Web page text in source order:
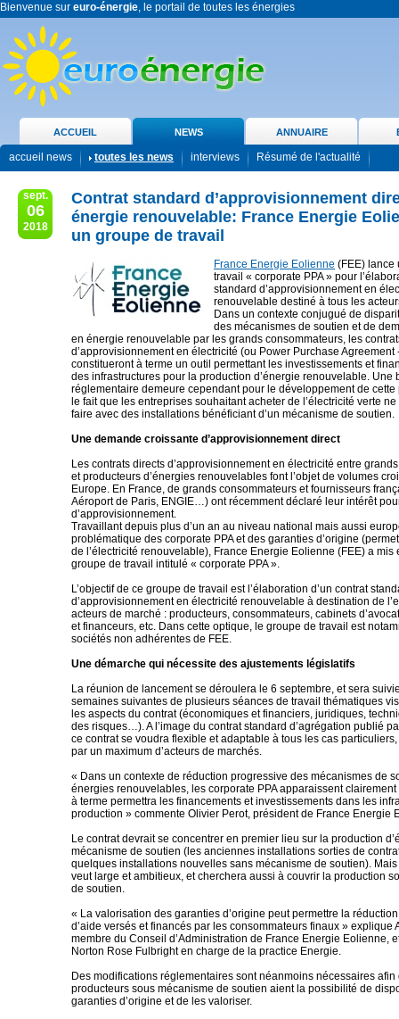
Bienvenue sur euro-énergie, le portail de toutes les énergies
ACCUEIL NEWS ANNUAIRE
accueil news toutes les news interviews Résumé de l'actualité
sept.
06
2018
Contrat standard d’approvisionnement
énergie renouvelable: France Energie
un groupe de travail
France Energie Eolienne (FEE) lance
travail « corporate PPA » pour
standard d’approvisionnement en
renouvelable destiné à tous les
Dans un contexte conjugué de
des mécanismes de soutien et de
en énergie renouvelable par les grands consommateurs, les
d’approvisionnement en électricité (ou Power Purchase Agreement
constitueront à terme un outil permettant les investissements et
des infrastructures pour la production d’énergie renouvelable. Une
réglementaire demeure cependant pour le développement de cette
le fait que les entreprises souhaitant acheter de l’électricité verte
faire avec des installations bénéficiant d’un mécanisme de soutien.
Une demande croissante d’approvisionnement direct
Les contrats directs d’approvisionnement en électricité entre
et producteurs d’énergies renouvelables font l’objet de volumes
Europe. En France, de grands consommateurs et fournisseurs
Aéroport de Paris, ENGIE…) ont récemment déclaré leur intérêt
d’approvisionnement.
Travaillant depuis plus d’un an au niveau national mais aussi
problématique des corporate PPA et des garanties d’origine
de l’électricité renouvelable), France Energie Eolienne (FEE) a mis
groupe de travail intitulé « corporate PPA ».
L’objectif de ce groupe de travail est l’élaboration d’un contrat
d’approvisionnement en électricité renouvelable à destination de
acteurs de marché : producteurs, consommateurs, cabinets
et financeurs, etc. Dans cette optique, le groupe de travail est
sociétés non adhérentes de FEE.
Une démarche qui nécessite des ajustements législatifs
La réunion de lancement se déroulera le 6 septembre, et sera
semaines suivantes de plusieurs séances de travail thématiques
les aspects du contrat (économiques et financiers, juridiques,
des risques…). A l’image du contrat standard d’agrégation publié
ce contrat se voudra flexible et adaptable à tous les cas particuliers,
par un maximum d’acteurs de marchés.
« Dans un contexte de réduction progressive des mécanismes de
énergies renouvelables, les corporate PPA apparaissent clairement
à terme permettra les financements et investissements dans les
production » commente Olivier Perot, président de France Energie
Le contrat devrait se concentrer en premier lieu sur la production
mécanisme de soutien (les anciennes installations sorties de
quelques installations nouvelles sans mécanisme de soutien).
veut large et ambitieux, et cherchera aussi à couvrir la production
de soutien.
« La valorisation des garanties d’origine peut permettre la
d’aide versés et financés par les consommateurs finaux » explique
membre du Conseil d’Administration de France Energie Eolienne,
Norton Rose Fulbright en charge de la practice Energie.
Des modifications réglementaires sont néanmoins nécessaires afin
producteurs sous mécanisme de soutien aient la possibilité de
garanties d’origine et de les valoriser.